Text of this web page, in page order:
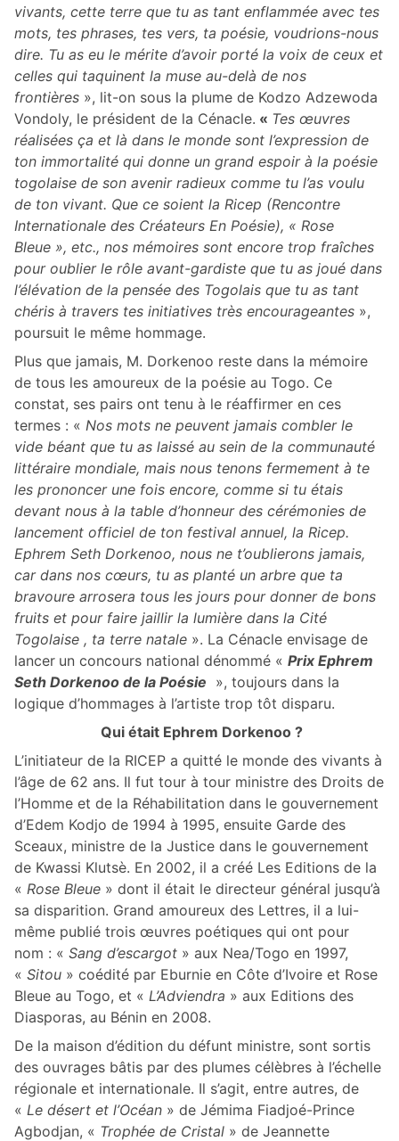
vivants, cette terre que tu as tant enflammée avec tes
mots, tes phrases, tes vers, ta poésie, voudrions-nous
dire. Tu as eu le mérite d’avoir porté la voix de ceux et
celles qui taquinent la muse au-delà de nos
frontières », lit-on sous la plume de Kodzo Adzewoda
Vondoly, le président de la Cénacle. « Tes œuvres
réalisées ça et là dans le monde sont l’expression de
ton immortalité qui donne un grand espoir à la poésie
togolaise de son avenir radieux comme tu l’as voulu
de ton vivant. Que ce soient la Ricep (Rencontre
Internationale des Créateurs En Poésie), « Rose
Bleue », etc., nos mémoires sont encore trop fraîches
pour oublier le rôle avant-gardiste que tu as joué dans
l’élévation de la pensée des Togolais que tu as tant
chéris à travers tes initiatives très encourageantes »,
poursuit le même hommage.
Plus que jamais, M. Dorkenoo reste dans la mémoire
de tous les amoureux de la poésie au Togo. Ce
constat, ses pairs ont tenu à le réaffirmer en ces
termes : « Nos mots ne peuvent jamais combler le
vide béant que tu as laissé au sein de la communauté
littéraire mondiale, mais nous tenons fermement à te
les prononcer une fois encore, comme si tu étais
devant nous à la table d’honneur des cérémonies de
lancement officiel de ton festival annuel, la Ricep.
Ephrem Seth Dorkenoo, nous ne t’oublierons jamais,
car dans nos cœurs, tu as planté un arbre que ta
bravoure arrosera tous les jours pour donner de bons
fruits et pour faire jaillir la lumière dans la Cité
Togolaise , ta terre natale ». La Cénacle envisage de
lancer un concours national dénommé « Prix Ephrem
Seth Dorkenoo de la Poésie », toujours dans la
logique d’hommages à l’artiste trop tôt disparu.
Qui était Ephrem Dorkenoo ?
L’initiateur de la RICEP a quitté le monde des vivants à
l’âge de 62 ans. Il fut tour à tour ministre des Droits de
l’Homme et de la Réhabilitation dans le gouvernement
d’Edem Kodjo de 1994 à 1995, ensuite Garde des
Sceaux, ministre de la Justice dans le gouvernement
de Kwassi Klutsè. En 2002, il a créé Les Editions de la
« Rose Bleue » dont il était le directeur général jusqu’à
sa disparition. Grand amoureux des Lettres, il a lui-
même publié trois œuvres poétiques qui ont pour
nom : « Sang d’escargot » aux Nea/Togo en 1997,
« Sitou » coédité par Eburnie en Côte d’Ivoire et Rose
Bleue au Togo, et « L’Adviendra » aux Editions des
Diasporas, au Bénin en 2008.
De la maison d’édition du défunt ministre, sont sortis
des ouvrages bâtis par des plumes célèbres à l’échelle
régionale et internationale. Il s’agit, entre autres, de
« Le désert et l’Océan » de Jémima Fiadjoé-Prince
Agbodjan, « Trophée de Cristal » de Jeannette